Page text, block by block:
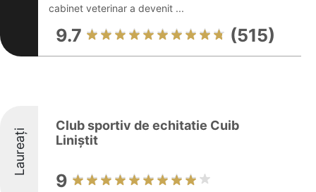
cabinet veterinar a devenit ...
9.7 (515)
Laureați
Club sportiv de echitatie Cuib
Liniștit
9